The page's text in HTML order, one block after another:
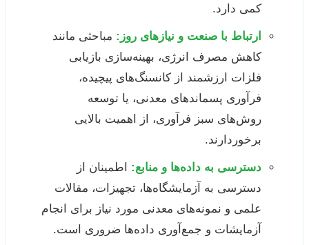
کمی دارد.
ارتباط با صنعت و نیازهای روز: مباحثی مانند
کاهش مصرف انرژی، بهینه‌سازی بازیابی
فلزات ارزشمند از کانسنگ‌های پیچیده،
فرآوری پسماندهای معدنی، یا توسعه
روش‌های سبز فرآوری، از اهمیت بالایی
برخوردارند.
دسترسی به داده‌ها و منابع: اطمینان از
دسترسی به آزمایشگاه‌ها، تجهیزات، مقالات
علمی و نمونه‌های معدنی مورد نیاز برای انجام
آزمایشات و جمع‌آوری داده‌ها ضروری است.